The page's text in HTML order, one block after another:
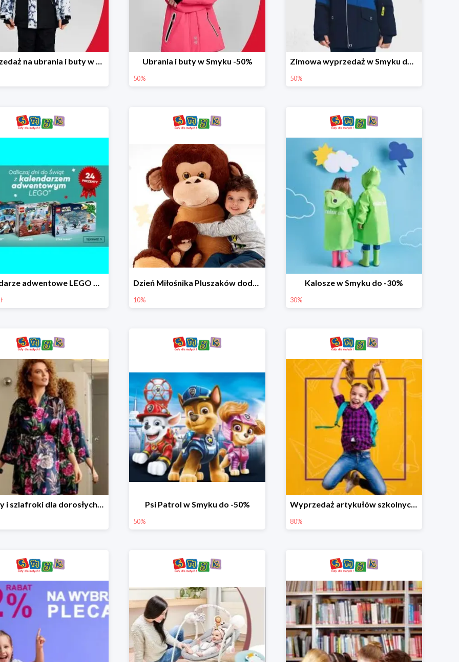
Wyprzedaż na ubrania i buty w Smyku do -70% Ubrania i buty w Smyku -50%
50%
Zimowa wyprzedaż w Smyku do -50%
50%
Kalendarze adwentowe LEGO w Smyku w super cenie Dzień Miłośnika Pluszaków dodatkowy rabat -10%
10%
Kalosze w Smyku do -30%
30%
Piżamy i szlafroki dla dorosłych w Smyku do -30% Psi Patrol w Smyku do -50%
50%
Wyprzedaż artykułów szkolnych w Smyku do -80%
80%